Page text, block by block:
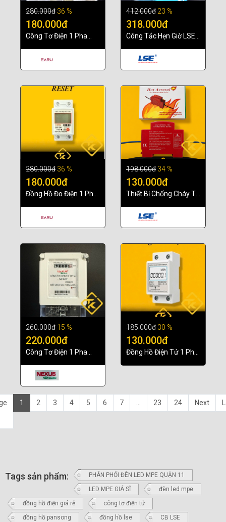
280.000đ 36 %
180.000đ
Công Tơ Điện 1 Pha
cho phòng trọ
412.000đ 23 %
318.000đ
Công Tắc Hẹn Giờ LSE
Hãng
280.000đ 36 %
180.000đ
Đồng Hồ Đo Điện 1 Pha
trọ, gia đình
198.000đ 34 %
130.000đ
Thiết Bị Chống Cháy Tủ
Pháp Bảo Vệ Hệ Thống
Điện Chủ Động
260.000đ 15 %
220.000đ
Công Tơ Điện 1 Pha
Nhà Trọ
185.000đ 30 %
130.000đ
Đồng Hồ Điện Tử 1 Pha
thanh ray - Thiết Kế
1 2 3 4 5 6 7 23 24 Next
Tags sản phẩm:
PHÂN PHỐI ĐÈN LED MPE QUẬN 11
LED MPE GIÁ SĨ
đèn led mpe
đồng hồ điện giá rẻ
công tơ điện tử
đồng hồ pansong
đồng hồ lse
CB LSE